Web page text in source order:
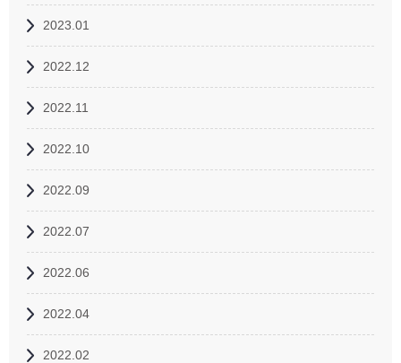
2023.01
2022.12
2022.11
2022.10
2022.09
2022.07
2022.06
2022.04
2022.02